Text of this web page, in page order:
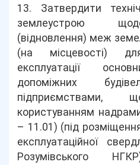
13. Затвердити
землеустрою
(відновлення) меж
(на місцевості)
експлуатації
допоміжних
користуванням
– 11.01) (під
експлуатаційної
Розумівського